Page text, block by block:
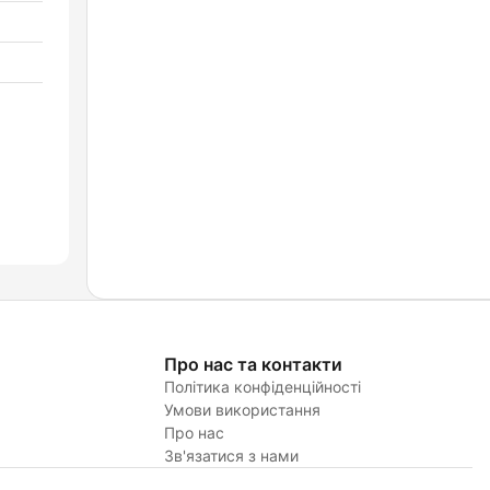
Про нас та контакти
Політика конфіденційності
Умови використання
Про нас
Зв'язатися з нами